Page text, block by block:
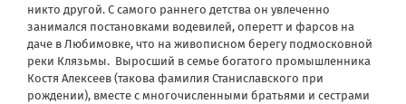
никто другой. С самого раннего детства он увлеченно
занимался постановками водевилей, оперетт и фарсов на
даче в Любимовке, что на живописном берегу подмосковной
реки Клязьмы. Выросший в семье богатого промышленника
Костя Алексеев (такова фамилия Станиславского при
рождении), вместе с многочисленными братьями и сестрами